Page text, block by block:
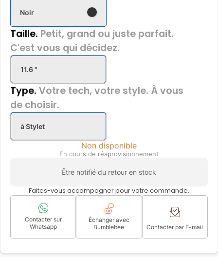
Noir
Taille. Petit, grand ou juste parfait.
C'est vous qui décidez.
11.6 "
Type. Votre tech, votre style. À vous
de choisir.
à Stylet
Non disponible
En cours de réaprovisionnement
Être notifié du retour en stock
Faites-vous accompagner pour votre commande.
Contacter sur
Whatsapp
Échanger avec
Bumblebee
Contacter par E-mail